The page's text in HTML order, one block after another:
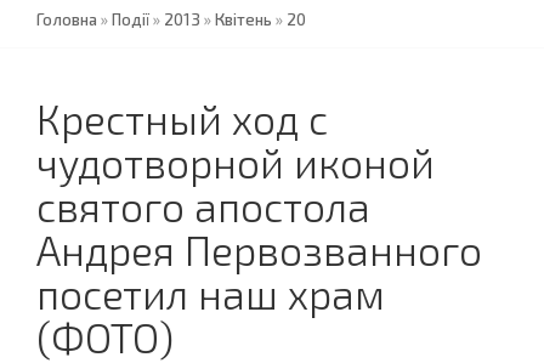
Головна »Події» 2013 »Квітень » 20
Крестный ход с
чудотворной иконой
святого апостола
Андрея Первозванного
посетил наш храм
(ФОТО)